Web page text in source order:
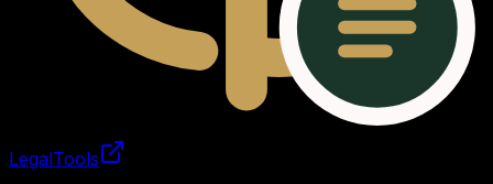
LegalTools